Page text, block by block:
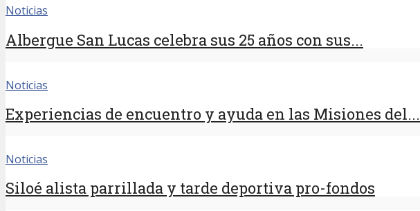
Noticias
Albergue San Lucas celebra sus 25 años con sus...
Noticias
Experiencias de encuentro y ayuda en las Misiones del...
Noticias
Siloé alista parrillada y tarde deportiva pro-fondos